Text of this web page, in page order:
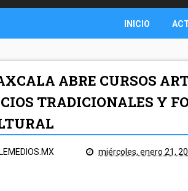
INICIO
ABRE CURSOS
TRADICIONALES Y
miércoles, enero 21,